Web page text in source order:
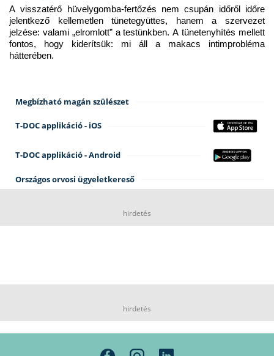
A visszatérő hüvelygomba-fertőzés nem csupán időről időre
jelentkező kellemetlen tünetegyüttes, hanem a szervezet
jelzése: valami „elromlott” a testünkben. A tünetenyhítés mellett
fontos, hogy kiderítsük: mi áll a makacs intimprobléma
hátterében.
Megbízható magán szülészet
T-DOC applikáció - iOS
T-DOC applikáció - Android
Országos orvosi ügyeletkereső
hirdetés
hirdetés